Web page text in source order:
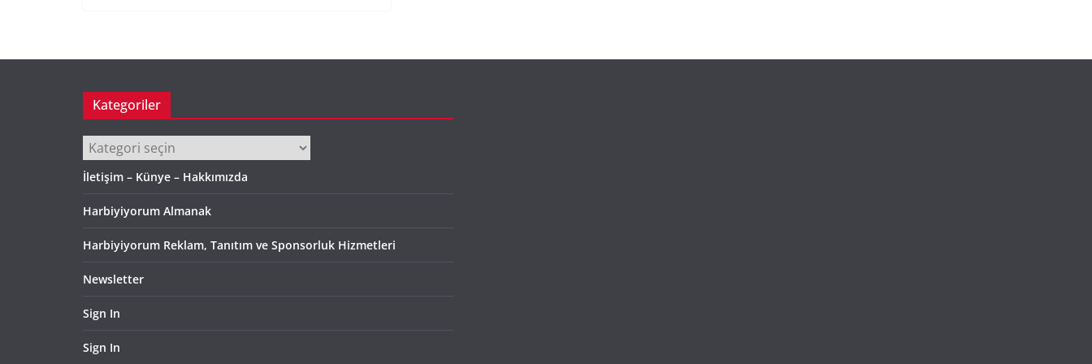
Kategoriler
Kategoriler
İletişim – Künye – Hakkımızda
Harbiyiyorum Almanak
Harbiyiyorum Reklam, Tanıtım ve Sponsorluk Hizmetleri
Newsletter
Sign In
Sign In